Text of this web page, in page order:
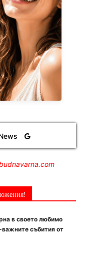
в своето любимо
събития от